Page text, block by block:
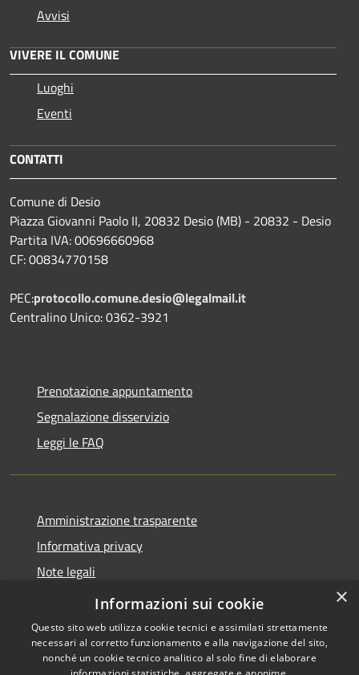
Avvisi
VIVERE IL COMUNE
Luoghi
Eventi
CONTATTI
Comune di Desio
Piazza Giovanni Paolo II, 20832 Desio (MB) - 20832 - Desio
Partita IVA: 00696660968
CF: 00834770158
PEC:protocollo.comune.desio@legalmail.it
Centralino Unico: 0362-3921
Prenotazione appuntamento
Segnalazione disservizio
Leggi le FAQ
Amministrazione trasparente
Informativa privacy
Note legali
Dichiarazione di accessibilità
×
Informazioni sui cookie
Questo sito web utilizza cookie tecnici e assimilati strettamente
necessari al corretto funzionamento e alla navigazione del sito,
nonché un cookie tecnico analitico al solo fine di elaborare